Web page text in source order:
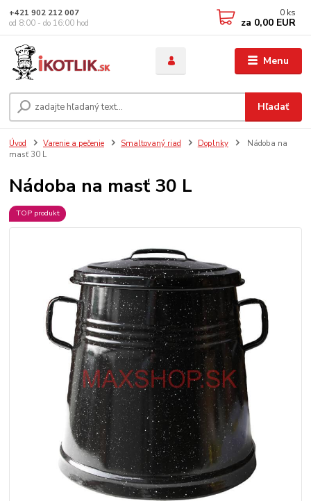
Menu
Hľadať
+421 902 212 007
od 8:00 - do 16:00 hod
0 ks
za 0,00 EUR
Úvod Varenie a pečenie Smaltovaný riad Doplnky
Nádoba na
masť 30 L
Nádoba na masť 30 L
TOP produkt